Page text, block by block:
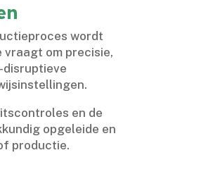
wordt
om precisie,
disruptieve
en de
opgeleide en
productie.​